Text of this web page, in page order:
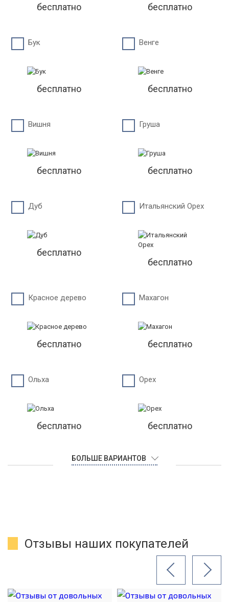
бесплатно бесплатно
Бук
бесплатно
Венге
бесплатно
Вишня
бесплатно
Груша
бесплатно
Дуб
бесплатно
Итальянский Орех
бесплатно
Красное дерево
бесплатно
Махагон
бесплатно
Ольха
бесплатно
Орех
бесплатно
БОЛЬШЕ ВАРИАНТОВ
Отзывы наших покупателей